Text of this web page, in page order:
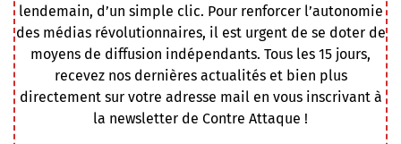
lendemain, d’un simple clic. Pour renforcer l’autonomie
des médias révolutionnaires, il est urgent de se doter de
moyens de diffusion indépendants. Tous les 15 jours,
recevez nos dernières actualités et bien plus
directement sur votre adresse mail en vous inscrivant à
la newsletter de Contre Attaque !